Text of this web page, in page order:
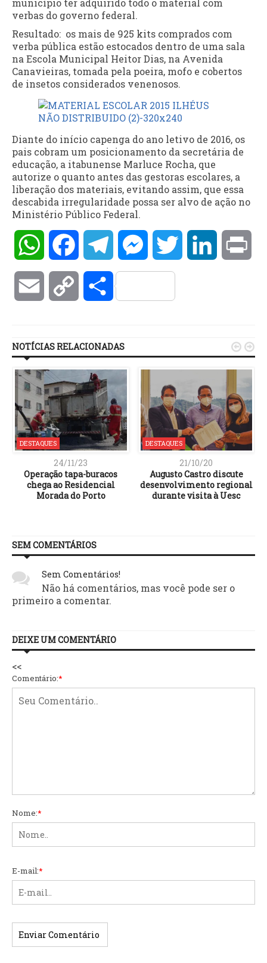
município ter adquirido todo o material com
verbas do governo federal.
Resultado: os mais de 925 kits comprados com
verba pública estão estocados dentro de uma sala
na Escola Municipal Heitor Dias, na Avenida
Canavieiras, tomada pela poeira, mofo e cobertos
de insetos considerados venenosos.
Diante do início capenga do ano letivo de 2016, os
pais cobram um posicionamento da secretária de
educação, a itabunense Marluce Rocha, que
autorize o quanto antes das gestoras escolares, a
liberação dos materiais, evitando assim, que essa
descabida irregularidade possa ser alvo de ação no
Ministério Público Federal.
WhatsAppFacebookTelegramMessengerTwitter LinkedIn
Email Copy Compartilhar
NOTÍCIAS RELACIONADAS
DESTAQUES
24/11/23
Operação tapa-buracos
chega ao Residencial
Morada do Porto
DESTAQUES
21/10/20
Augusto Castro discute
desenvolvimento regional
durante visita à Uesc
 
SEM COMENTÁRIOS
Sem Comentários!
Não há comentários, mas você pode ser o
primeiro a comentar.
DEIXE UM COMENTÁRIO
<<
Comentário:*
Nome:*
E-mail:*